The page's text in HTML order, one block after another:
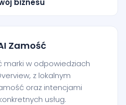
Zamość
marki w odpowiedziach
z lokalnym
oraz intencjami
usług.